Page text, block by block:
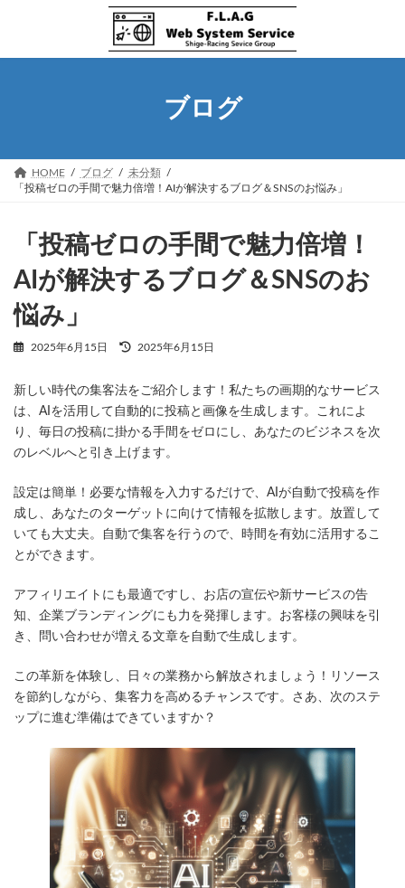
ン
ー
ブログ
HOME ブログ
未分類
「投稿ゼロの手間で魅力倍増！AIが解決するブログ＆SNSのお悩み」
「投稿ゼロの手間で魅力倍増！
AIが解決するブログ＆SNSのお
悩み」
2025年6月15日
最
新
日
2025年6月15日
新しい時代の集客法をご紹介します！私たちの画期的なサービス
は、AIを活用して自動的に投稿と画像を生成します。これによ
り、毎日の投稿に掛かる手間をゼロにし、あなたのビジネスを次
のレベルへと引き上げます。
設定は簡単！必要な情報を入力するだけで、AIが自動で投稿を作
成し、あなたのターゲットに向けて情報を拡散します。放置して
いても大丈夫。自動で集客を行うので、時間を有効に活用するこ
とができます。
アフィリエイトにも最適ですし、お店の宣伝や新サービスの告
知、企業ブランディングにも力を発揮します。お客様の興味を引
き、問い合わせが増える文章を自動で生成します。
この革新を体験し、日々の業務から解放されましょう！リソース
を節約しながら、集客力を高めるチャンスです。さあ、次のステ
ップに進む準備はできていますか？